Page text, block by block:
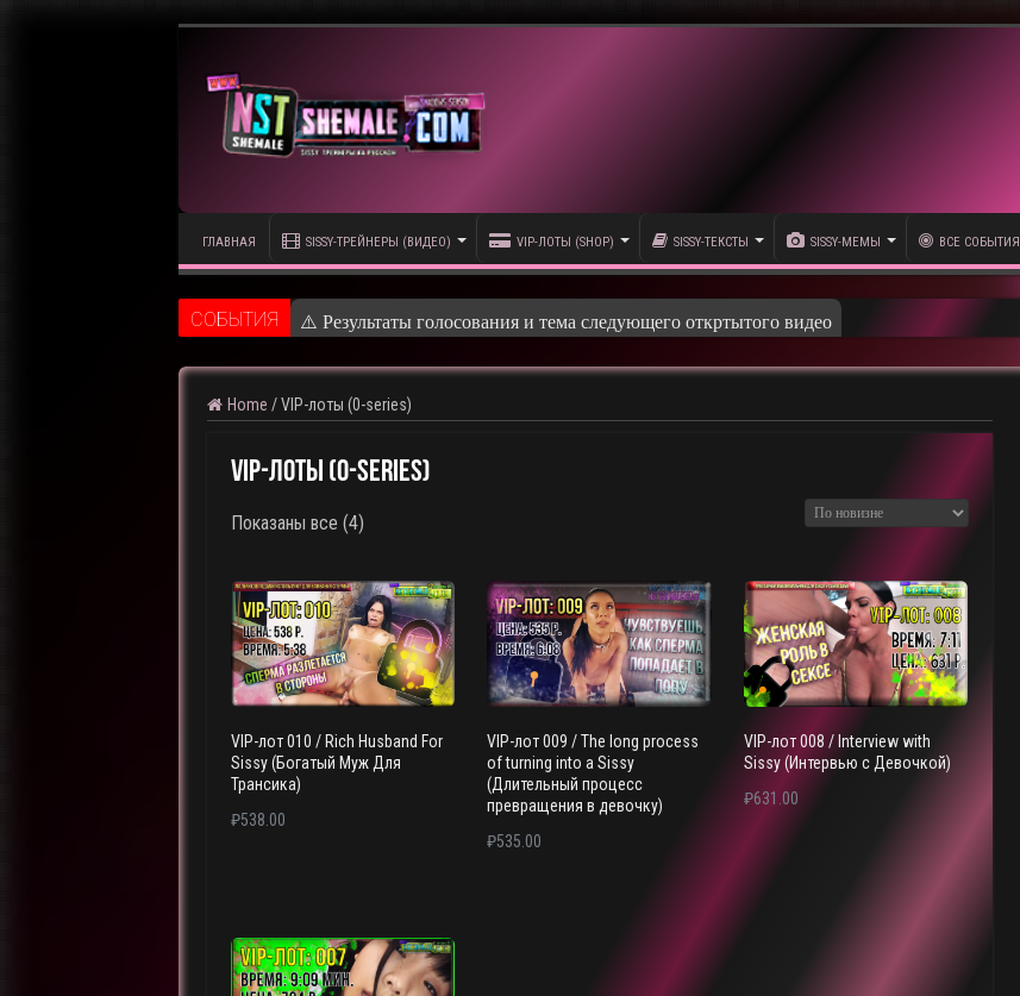
ГЛАВНАЯ SISSY-ТРЕЙНЕРЫ (ВИДЕО) VIP-ЛОТЫ (SHOP) SISSY-ТЕКСТЫ SISSY-МЕМЫ ВСЕ СОБЫТИЯ
CОБЫТИЯ ⚠️ Результаты голосования и тема следующего откртытого видео
Home / VIP-лоты (0-series)
VIP-лоты (0-series)
Показаны все (4)Сортировка:
недавние
VIP-лот 010 / Rich Husband For
Sissy (Богатый Муж Для
Трансика)
₽538.00
VIP-лот 009 / The long process
of turning into a Sissy
(Длительный процесс
превращения в девочку)
₽535.00
VIP-лот 008 / Interview with
Sissy (Интервью с Девочкой)
₽631.00